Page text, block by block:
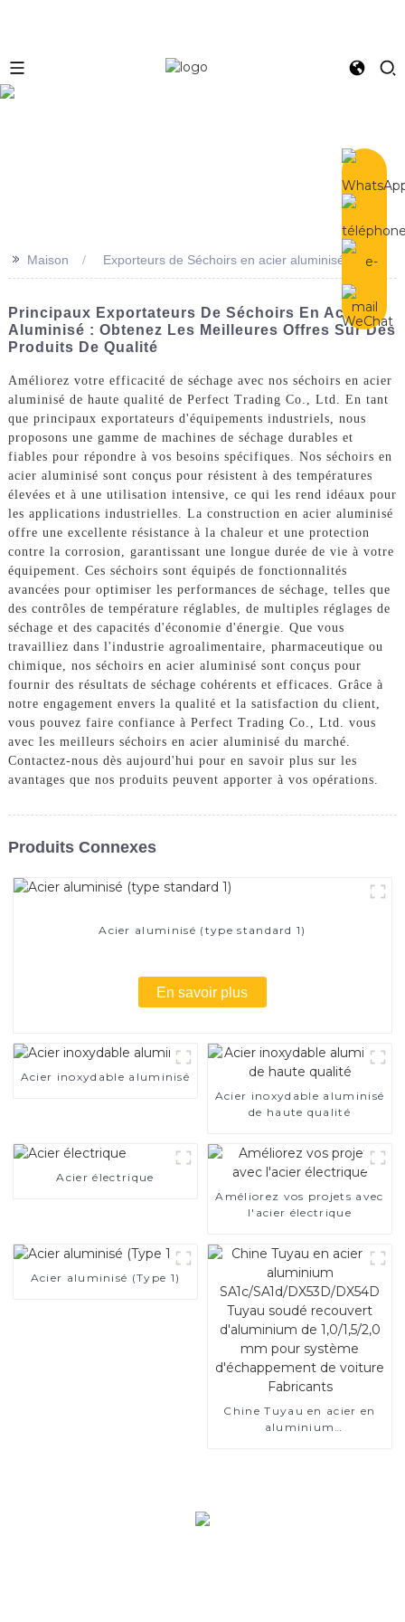
>> Maison Exporteurs de Séchoirs en acier aluminisé
Principaux Exportateurs De Séchoirs En Acier
Aluminisé : Obtenez Les Meilleures Offres Sur Des
Produits De Qualité
Améliorez votre efficacité de séchage avec nos séchoirs en acier
aluminisé de haute qualité de Perfect Trading Co., Ltd. En tant
que principaux exportateurs d'équipements industriels, nous
proposons une gamme de machines de séchage durables et
fiables pour répondre à vos besoins spécifiques. Nos séchoirs en
acier aluminisé sont conçus pour résistent à des températures
élevées et à une utilisation intensive, ce qui les rend idéaux pour
les applications industrielles. La construction en acier aluminisé
offre une excellente résistance à la chaleur et une protection
contre la corrosion, garantissant une longue durée de vie à votre
équipement. Ces séchoirs sont équipés de fonctionnalités
avancées pour optimiser les performances de séchage, telles que
des contrôles de température réglables, de multiples réglages de
séchage et des capacités d'économie d'énergie. Que vous
travailliez dans l'industrie agroalimentaire, pharmaceutique ou
chimique, nos séchoirs en acier aluminisé sont conçus pour
fournir des résultats de séchage cohérents et efficaces. Grâce à
notre engagement envers la qualité et la satisfaction du client,
vous pouvez faire confiance à Perfect Trading Co., Ltd. vous
avec les meilleurs séchoirs en acier aluminisé du marché.
Contactez-nous dès aujourd'hui pour en savoir plus sur les
avantages que nos produits peuvent apporter à vos opérations.
Produits Connexes
Acier aluminisé (type standard 1)
En savoir plus
Acier inoxydable aluminisé
Acier inoxydable aluminisé
de haute qualité
Acier électrique
Améliorez vos projets avec
l'acier électrique
Acier aluminisé (Type 1)
Chine Tuyau en acier en
aluminium